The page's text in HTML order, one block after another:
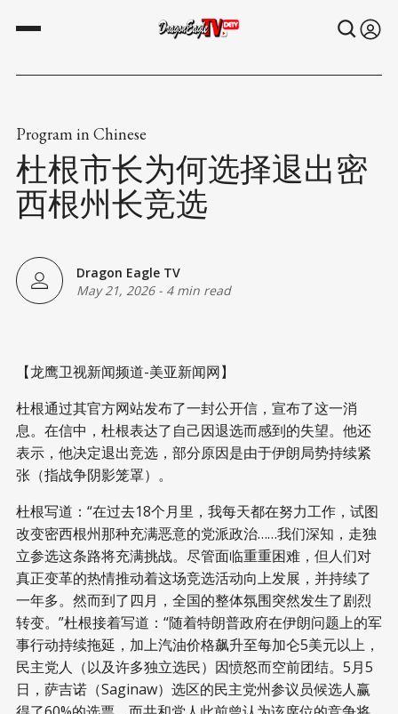
Program in Chinese
杜根市长为何选择退出密
西根州长竞选
Dragon Eagle TV
May 21, 2026- 4 min read
【龙鹰卫视新闻频道-美亚新闻网】
杜根通过其官方网站发布了一封公开信，宣布了这一消
息。在信中，杜根表达了自己因退选而感到的失望。他还
表示，他决定退出竞选，部分原因是由于伊朗局势持续紧
张（指战争阴影笼罩）。
杜根写道：“在过去18个月里，我每天都在努力工作，试图
改变密西根州那种充满恶意的党派政治……我们深知，走独
立参选这条路将充满挑战。尽管面临重重困难，但人们对
真正变革的热情推动着这场竞选活动向上发展，并持续了
一年多。然而到了四月，全国的整体氛围突然发生了剧烈
转变。”杜根接着写道：“随着特朗普政府在伊朗问题上的军
事行动持续拖延，加上汽油价格飙升至每加仑5美元以上，
民主党人（以及许多独立选民）因愤怒而空前团结。5月5
日，萨吉诺（Saginaw）选区的民主党州参议员候选人赢